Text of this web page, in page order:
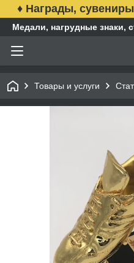
♦ Награды,
Медали, нагрудные знаки,
Товары и услуги